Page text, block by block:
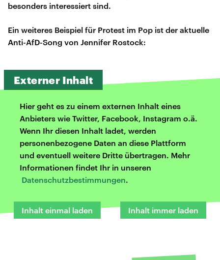
besonders interessiert sind.
Ein weiteres Beispiel für Protest im Pop ist der aktuelle
Anti-AfD-Song von Jennifer Rostock:
Externer Inhalt
Hier geht es zu einem externen Inhalt eines
Anbieters wie Twitter, Facebook, Instagram o.ä.
Wenn Ihr diesen Inhalt ladet, werden
personenbezogene Daten an diese Plattform
und eventuell weitere Dritte übertragen. Mehr
Informationen findet Ihr in unseren
Datenschutzbestimmungen.
Inhalt einmal laden Inhalt immer laden